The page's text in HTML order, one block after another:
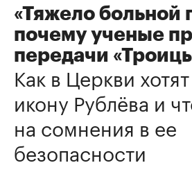
«Тяжело больной
почему ученые
передачи
Как в Церкви
икону Рублёва и
на сомнения в ее
безопасности